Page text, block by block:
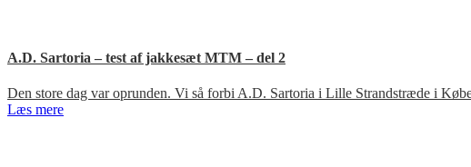
A.D. Sartoria – test af jakkesæt MTM – del 2
Den store dag var oprunden. Vi så forbi A.D. Sartoria i Lille Strandstræde i
Læs mere